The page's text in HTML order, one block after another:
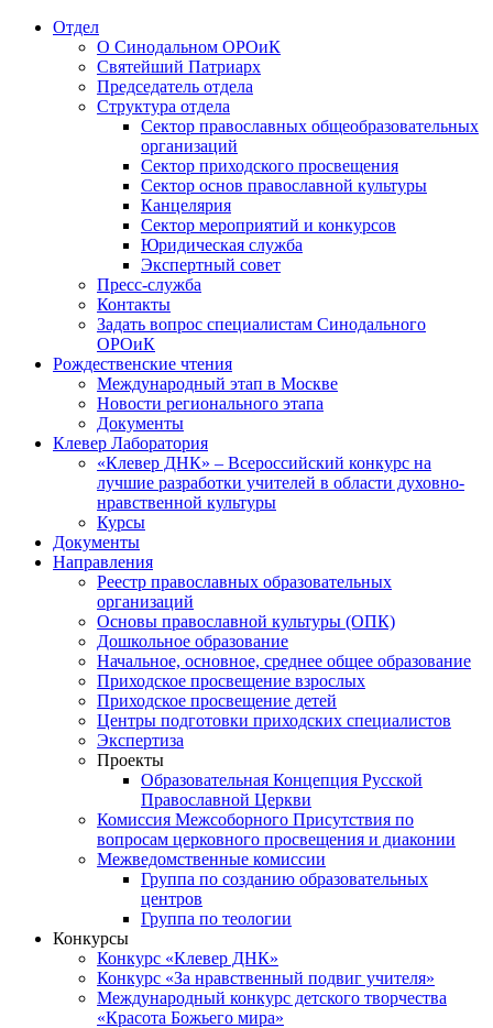
Отдел
О Синодальном ОРОиК
Святейший Патриарх
Председатель отдела
Структура отдела
Сектор православных общеобразовательных
организаций
Сектор приходского просвещения
Сектор основ православной культуры
Канцелярия
Сектор мероприятий и конкурсов
Юридическая служба
Экспертный совет
Пресс-служба
Контакты
Задать вопрос специалистам Синодального
ОРОиК
Рождественские чтения
Международный этап в Москве
Новости регионального этапа
Документы
Клевер Лаборатория
«Клевер ДНК» – Всероссийский конкурс на
лучшие разработки учителей в области духовно-
нравственной культуры
Курсы
Документы
Направления
Реестр православных образовательных
организаций
Основы православной культуры (ОПК)
Дошкольное образование
Начальное, основное, среднее общее образование
Приходское просвещение взрослых
Приходское просвещение детей
Центры подготовки приходских специалистов
Экспертиза
Проекты
Образовательная Концепция Русской
Православной Церкви
Комиссия Межсоборного Присутствия по
вопросам церковного просвещения и диаконии
Межведомственные комиссии
Группа по созданию образовательных
центров
Группа по теологии
Конкурсы
Конкурс «Клевер ДНК»
Конкурс «За нравственный подвиг учителя»
Международный конкурс детского творчества
«Красота Божьего мира»